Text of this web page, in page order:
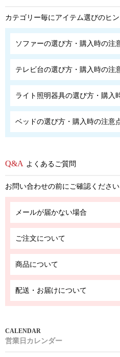
カテゴリー毎にアイテム選びのヒ
ソファーの選び方・購入時の注
テレビ台の選び方・購入時の注
ライト照明器具の選び方・購入
ベッドの選び方・購入時の注意
よくあるご質問
お問い合わせの前にご確認ください
メールが届かない場合
ご注文について
商品について
配送・お届けについて
営業日カレンダー